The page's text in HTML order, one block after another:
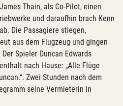
Thain, als Co-Pilot, einen
und daraufhin brach Kenn
Die Passagiere stiegen,
aus dem Flugzeug und gingen
Spieler Duncan Edwards
nach Hause: „Alle Flüge
Zwei Stunden nach dem
seine Vermieterin in